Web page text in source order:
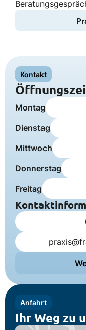
Kontakt
Montag
Dienstag
Mittwoch
Donnerstag
Freitag
Anfahrt
Ihr Weg zu